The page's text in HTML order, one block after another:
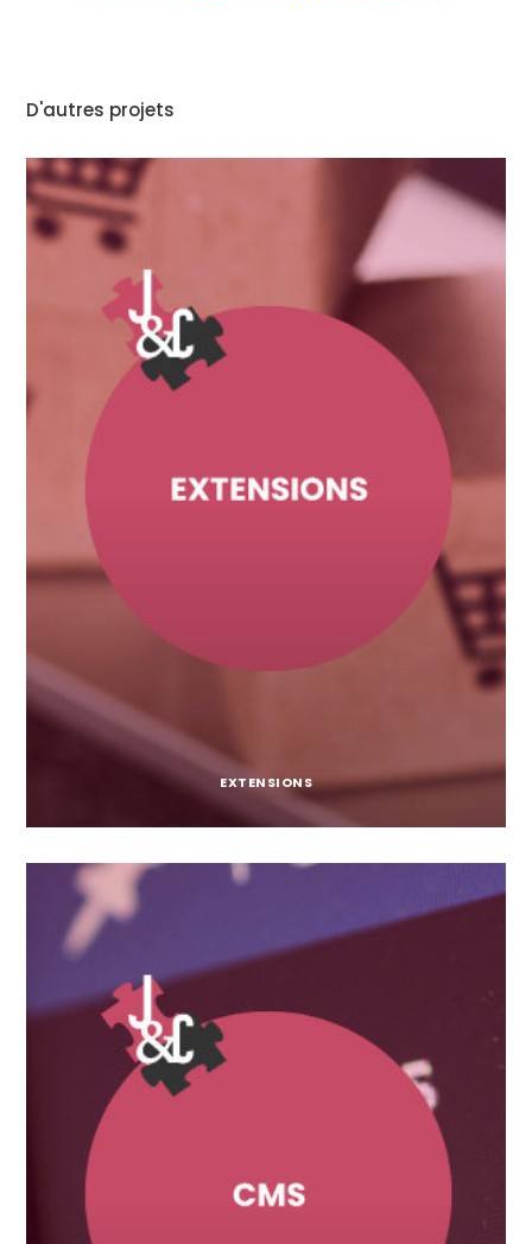
D'autres projets
EXTENSIONS